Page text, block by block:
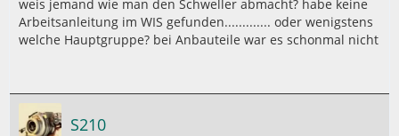
weis jemand wie man den Schweller abmacht? habe keine
Arbeitsanleitung im WIS gefunden............. oder wenigstens
welche Hauptgruppe? bei Anbauteile war es schonmal nicht
S210